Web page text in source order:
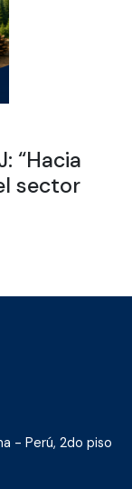
“Hacia
sector
- Perú, 2do piso